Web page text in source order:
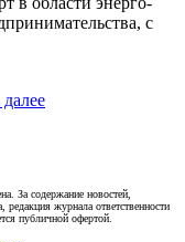
с
За содержание новостей,
журнала ответственности
публичной офертой.